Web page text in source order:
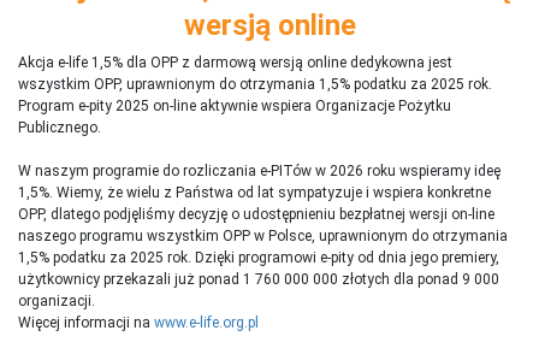
wersją online
Akcja e-life 1,5% dla OPP z darmową wersją online dedykowna jest
wszystkim OPP, uprawnionym do otrzymania 1,5% podatku za 2025 rok.
Program e-pity 2025 on-line aktywnie wspiera Organizacje Pożytku
Publicznego.
W naszym programie do rozliczania e-PITów w 2026 roku wspieramy ideę
1,5%. Wiemy, że wielu z Państwa od lat sympatyzuje i wspiera konkretne
OPP, dlatego podjęliśmy decyzję o udostępnieniu bezpłatnej wersji on-line
naszego programu wszystkim OPP w Polsce, uprawnionym do otrzymania
1,5% podatku za 2025 rok. Dzięki programowi e-pity od dnia jego premiery,
użytkownicy przekazali już ponad 1 760 000 000 złotych dla ponad 9 000
organizacji.
Więcej informacji na www.e-life.org.pl